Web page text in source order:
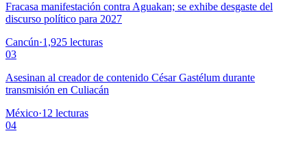
Fracasa manifestación contra Aguakan; se exhibe desgaste del
discurso político para 2027
Cancún·1,925 lecturas
03
Asesinan al creador de contenido César Gastélum durante
transmisión en Culiacán
México·12 lecturas
04